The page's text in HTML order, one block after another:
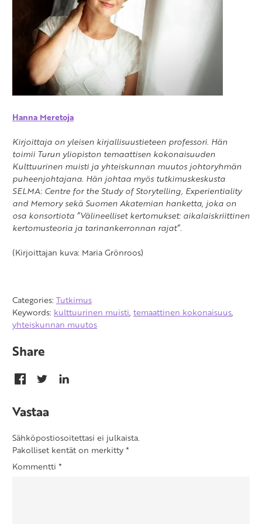
Hanna Meretoja
Kirjoittaja on yleisen kirjallisuustieteen professori. Hän
toimii Turun yliopiston temaattisen kokonaisuuden
Kulttuurinen muisti ja yhteiskunnan muutos johtoryhmän
puheenjohtajana. Hän johtaa myös tutkimuskeskusta
SELMA: Centre for the Study of Storytelling, Experientiality
and Memory sekä Suomen Akatemian hanketta, joka on
osa konsortiota ”Välineelliset kertomukset: aikalaiskriittinen
kertomusteoria ja tarinankerronnan rajat”.
(Kirjoittajan kuva: Maria Grönroos)
Categories: Tutkimus
Keywords: kulttuurinen muisti, temaattinen kokonaisuus,
yhteiskunnan muutos
Share
Vastaa
Sähköpostiosoitettasi ei julkaista.
Pakolliset kentät on merkitty*
Kommentti *